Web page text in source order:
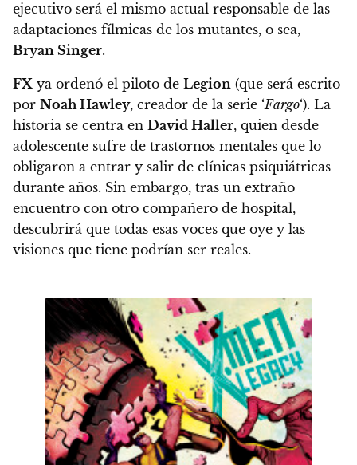
ejecutivo será el mismo actual responsable de las
adaptaciones fílmicas de los mutantes, o sea,
Bryan Singer.
FX ya ordenó el piloto de Legion (que será escrito
por Noah Hawley, creador de la serie ‘Fargo‘). La
historia se centra en David Haller, quien desde
adolescente sufre de trastornos mentales que lo
obligaron a entrar y salir de clínicas psiquiátricas
durante años. Sin embargo, tras un extraño
encuentro con otro compañero de hospital,
descubrirá que todas esas voces que oye y las
visiones que tiene podrían ser reales.